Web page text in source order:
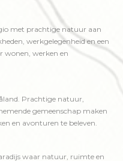
met prachtige natuur aan
werkgelegenheid en een
wonen, werken en
Prachtige natuur,
gemeenschap maken
en avonturen te beleven.
waar natuur, ruimte en